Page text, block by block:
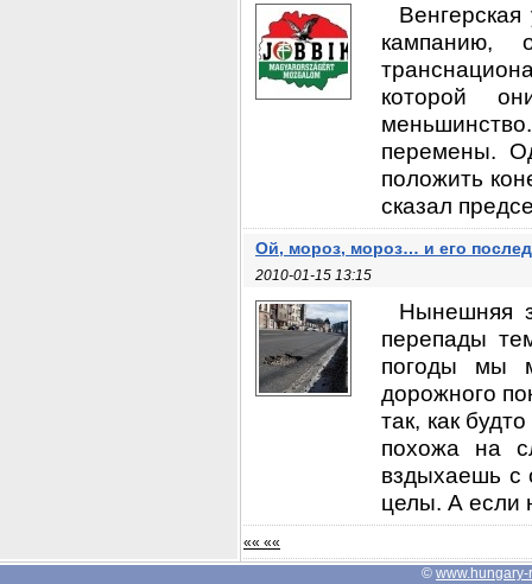
кампанию,
которой
перемены.
положить
сказал
Ой, мороз, мороз… и его
2010-01-15 13:15
Нынешняя
перепады
погоды мы
дорожного
так, как
похожа на
вздыхаешь с
целы. А если
«« ««
© www.hungary-